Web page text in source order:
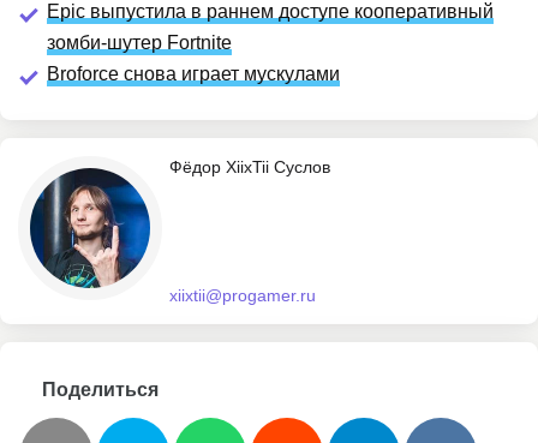
Epic выпустила в раннем доступе кооперативный
зомби-шутер Fortnite
Broforce снова играет мускулами
Фёдор XiixTii Суслов
xiixtii@progamer.ru
Поделиться